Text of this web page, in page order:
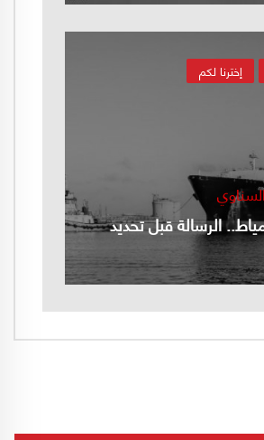
إخترنا لكم
الرسالة قبل تحديد